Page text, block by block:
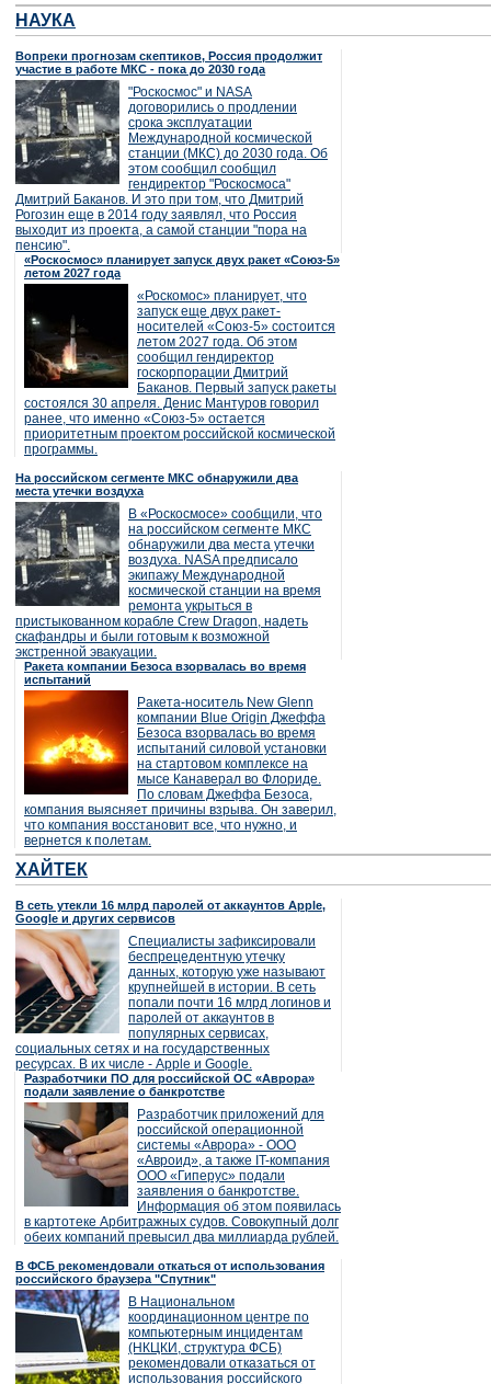
НАУКА
Вопреки прогнозам скептиков, Россия продолжит
участие в работе МКС - пока до 2030 года
"Роскосмос" и NASA
договорились о продлении
срока эксплуатации
Международной космической
станции (МКС) до 2030 года. Об
этом сообщил сообщил
гендиректор "Роскосмоса"
Дмитрий Баканов. И это при том, что Дмитрий
Рогозин еще в 2014 году заявлял, что Россия
выходит из проекта, а самой станции "пора на
пенсию".
«Роскосмос» планирует запуск двух ракет «Союз-5»
летом 2027 года
«Роскомос» планирует, что
запуск еще двух ракет-
носителей «Союз-5» состоится
летом 2027 года. Об этом
сообщил гендиректор
госкорпорации Дмитрий
Баканов. Первый запуск ракеты
состоялся 30 апреля. Денис Мантуров говорил
ранее, что именно «Союз-5» остается
приоритетным проектом российской космической
программы.
На российском сегменте МКС обнаружили два
места утечки воздуха
В «Роскосмосе» сообщили, что
на российском сегменте МКС
обнаружили два места утечки
воздуха. NASA предписало
экипажу Международной
космической станции на время
ремонта укрыться в
пристыкованном корабле Crew Dragon, надеть
скафандры и были готовым к возможной
экстренной эвакуации.
Ракета компании Безоса взорвалась во время
испытаний
Ракета-носитель New Glenn
компании Blue Origin Джеффа
Безоса взорвалась во время
испытаний силовой установки
на стартовом комплексе на
мысе Канаверал во Флориде.
По словам Джеффа Безоса,
компания выясняет причины взрыва. Он заверил,
что компания восстановит все, что нужно, и
вернется к полетам.
ХАЙТЕК
В сеть утекли 16 млрд паролей от аккаунтов Apple,
Google и других сервисов
Специалисты зафиксировали
беспрецедентную утечку
данных, которую уже называют
крупнейшей в истории. В сеть
попали почти 16 млрд логинов и
паролей от аккаунтов в
популярных сервисах,
социальных сетях и на государственных
ресурсах. В их числе - Apple и Google.
Разработчики ПО для российской ОС «Аврора»
подали заявление о банкротстве
Разработчик приложений для
российской операционной
системы «Аврора» - ООО
«Авроид», а также IT-компания
ООО «Гиперус» подали
заявления о банкротстве.
Информация об этом появилась
в картотеке Арбитражных судов. Совокупный долг
обеих компаний превысил два миллиарда рублей.
В ФСБ рекомендовали откаться от использования
российского браузера "Спутник"
В Национальном
координационном центре по
компьютерным инцидентам
(НКЦКИ, структура ФСБ)
рекомендовали отказаться от
использования российского